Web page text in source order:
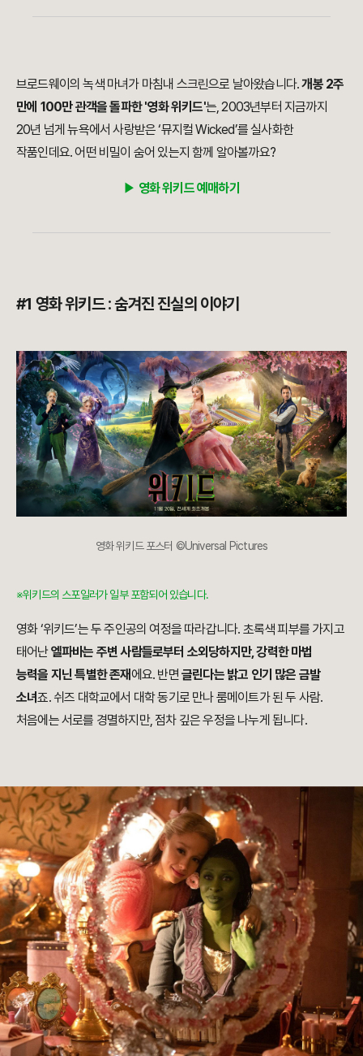
브로드웨이의 녹색 마녀가 마침내 스크린으로 날아왔습니다.개봉 2주
만에 100만 관객을 돌파한 '영화 위키드'는, 2003년부터 지금까지
20년 넘게 뉴욕에서 사랑받은 ‘뮤지컬 Wicked’를 실사화한
작품인데요. 어떤 비밀이 숨어 있는지 함께 알아볼까요?
▶︎ 영화 위키드 예매하기
#1 영화 위키드 : 숨겨진 진실의 이야기
영화 위키드 포스터 ©Universal Pictures
※위키드의 스포일러가 일부 포함되어 있습니다.
영화 ‘위키드’는 두 주인공의 여정을 따라갑니다. 초록색 피부를 가지고
태어난엘파바는 주변 사람들로부터 소외당하지만, 강력한 마법
능력을 지닌 특별한 존재에요. 반면글린다는 밝고 인기 많은 금발
소녀죠. 쉬즈 대학교에서 대학 동기로 만나 룸메이트가 된 두 사람.
처음에는 서로를 경멸하지만, 점차 깊은 우정을 나누게 됩니다.